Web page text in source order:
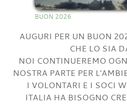
BUON 2026
AUGURI PER UN BUON
CHE LO SIA
NOI CONTINUEREMO
NOSTRA PARTE PER
I VOLONTARI E I SOCI
ITALIA HA BISOGNO